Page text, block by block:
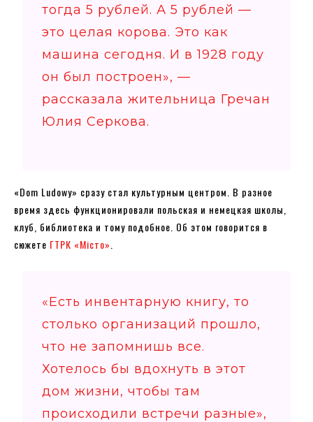
тогда 5 рублей. А 5 рублей —
это целая корова. Это как
машина сегодня. И в 1928 году
он был построен», —
рассказала жительница Гречан
Юлия Серкова.
«Dom Ludowy» сразу стал культурным центром. В разное
время здесь функционировали польская и немецкая школы,
клуб, библиотека и тому подобное. Об этом говорится в
сюжете ГТРК «Місто»
«Есть инвентарную книгу, то
столько организаций прошло,
что не запомнишь все.
Хотелось бы вдохнуть в этот
дом жизни, чтобы там
происходили встречи разные»,